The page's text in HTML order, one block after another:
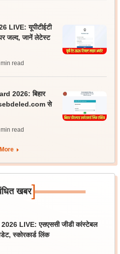
LIVE: यूपीटीईटी
जल्द, जानें लेटेस्ट
min read
2026: बिहार
से
min read
More
खबर]
LIVE: एसएससी जीडी कांस्टेबल
स्कोरकार्ड लिंक